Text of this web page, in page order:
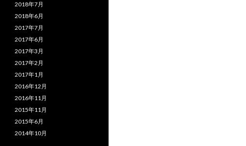
2018年7月
2018年6月
2017年7月
2017年6月
2017年3月
2017年2月
2017年1月
2016年12月
2016年11月
2015年11月
2015年6月
2014年10月